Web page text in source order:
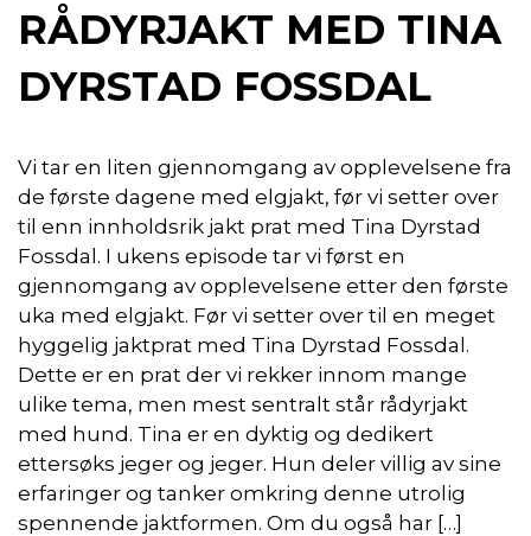
RÅDYRJAKT MED TINA
DYRSTAD FOSSDAL
Vi tar en liten gjennomgang av opplevelsene fra
de første dagene med elgjakt, før vi setter over
til enn innholdsrik jakt prat med Tina Dyrstad
Fossdal. I ukens episode tar vi først en
gjennomgang av opplevelsene etter den første
uka med elgjakt. Før vi setter over til en meget
hyggelig jaktprat med Tina Dyrstad Fossdal.
Dette er en prat der vi rekker innom mange
ulike tema, men mest sentralt står rådyrjakt
med hund. Tina er en dyktig og dedikert
ettersøks jeger og jeger. Hun deler villig av sine
erfaringer og tanker omkring denne utrolig
spennende jaktformen. Om du også har […]